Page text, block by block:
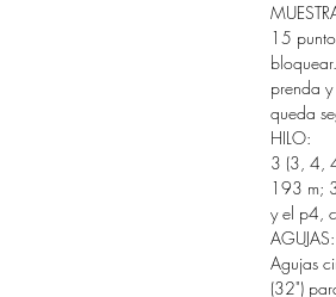
15
prenda
queda
HILO:
3 (3, 4,
193 m;
y el p4,
AGUJAS:
Agujas
(32")